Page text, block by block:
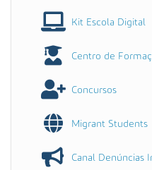
Kit Escola Digital
Centro de
Concursos
Migrant Students
Canal Denúncias